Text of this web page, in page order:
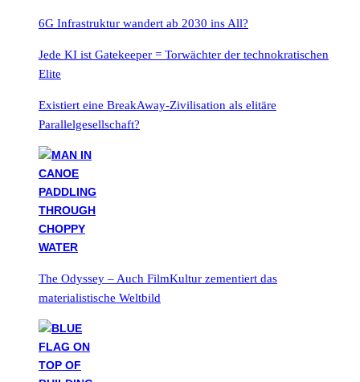
6G Infrastruktur wandert ab 2030 ins All?
Jede KI ist Gatekeeper = Torwächter der technokratischen
Elite
Existiert eine BreakAway-Zivilisation als elitäre
Parallelgesellschaft?
The Odyssey – Auch FilmKultur zementiert das
materialistische Weltbild